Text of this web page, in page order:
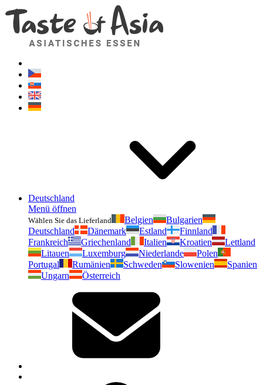
Deutschland
Menü öffnen
Wählen Sie das Lieferland Belgien
Bulgarien
Deutschland
Dänemark Estland
Finnland
Frankreich
Griechenland Italien Kroatien
Lettland
Litauen
Luxemburg Niederlande
Polen
Portugal
Rumänien Schweden Slowenien
Spanien
Ungarn
Österreich
Geschmackvonasien.de
Zögern Sie nicht zu fragen. Ich bin für Sie da!